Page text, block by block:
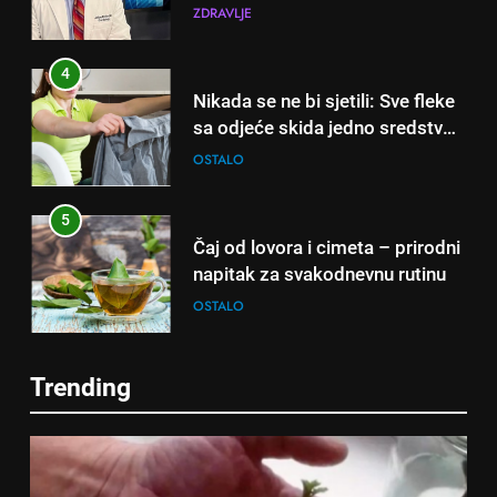
otkrio: Ove 4 jutarnje navike
dana!
ZDRAVLJE
4
Nikada se ne bi sjetili: Sve fleke
sa odjeće skida jedno sredstvo
koje svi imamo u kući
OSTALO
5
Čaj od lovora i cimeta – prirodni
napitak za svakodnevnu rutinu
OSTALO
raditi kao sat, zaboravit ćete na
loše varenje
OSTALO
Trending
5
Čaj od lovora i cimeta – prirodni
napitak za svakodnevnu rutinu